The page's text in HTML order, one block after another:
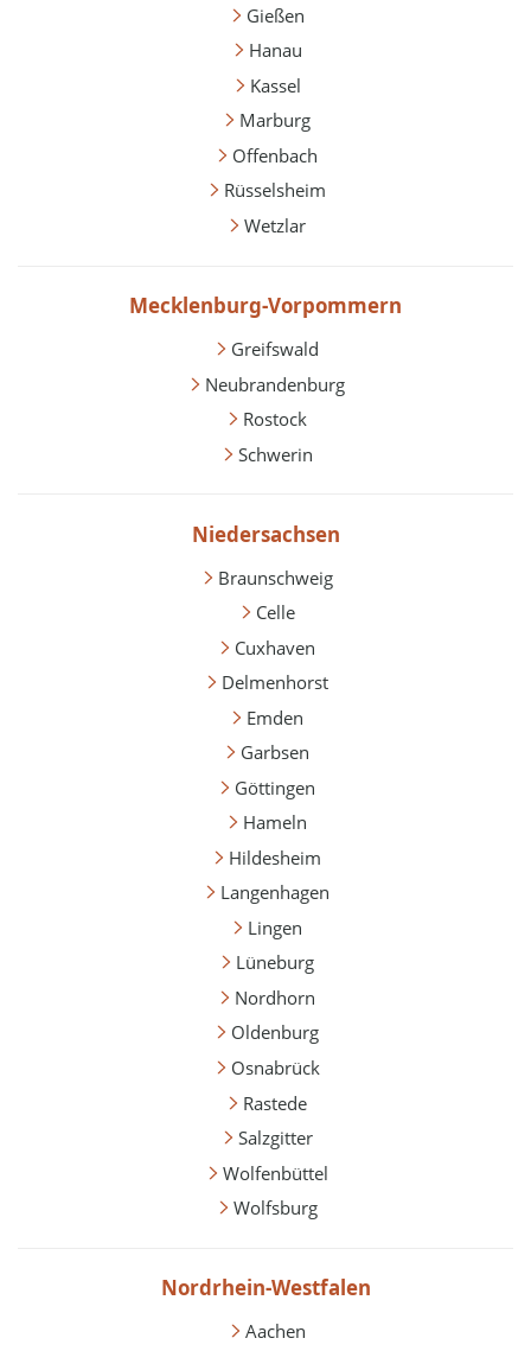
Gießen
Hanau
Kassel
Marburg
Offenbach
Rüsselsheim
Wetzlar
Mecklenburg-Vorpommern
Greifswald
Neubrandenburg
Rostock
Schwerin
Niedersachsen
Braunschweig
Celle
Cuxhaven
Delmenhorst
Emden
Garbsen
Göttingen
Hameln
Hildesheim
Langenhagen
Lingen
Lüneburg
Nordhorn
Oldenburg
Osnabrück
Rastede
Salzgitter
Wolfenbüttel
Wolfsburg
Nordrhein-Westfalen
Aachen